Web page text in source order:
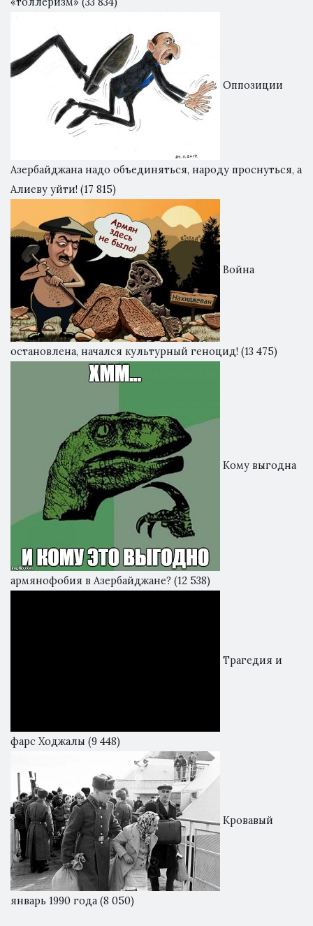
Оппозиции
Азербайджана надо объединяться, народу проснуться, а
Алиеву уйти! (17 815)
Война
остановлена, начался культурный геноцид! (13 475)
Кому выгодна
армянофобия в Азербайджане? (12 538)
Трагедия и
фарс Ходжалы (9 448)
Кровавый
январь 1990 года (8 050)